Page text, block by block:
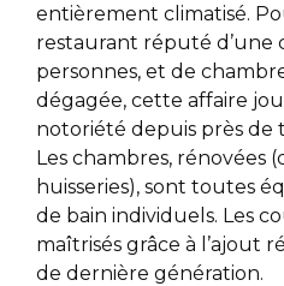
entièrement climatisé.
restaurant réputé d’une
personnes, et de
dégagée, cette affaire
notoriété depuis près de
Les chambres, rénovées
huisseries), sont toutes
de bain individuels. Les
maîtrisés grâce à l’ajout
de dernière génération.